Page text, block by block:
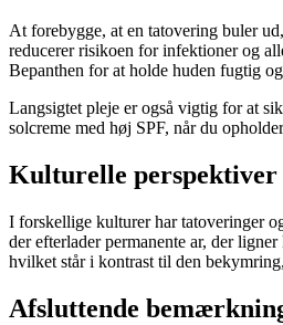
At forebygge, at en tatovering buler
reducerer risikoen for infektioner og
Bepanthen for at holde huden fugtig
Langsigtet pleje er også vigtig for at
solcreme med høj SPF, når du
Kulturelle
I forskellige kulturer har tatoveringer
der efterlader permanente ar, der
hvilket står i kontrast til den
Afsluttende